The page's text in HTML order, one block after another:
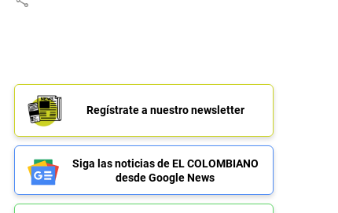
Regístrate a nuestro newsletter
Siga las noticias de EL COLOMBIANO
desde Google News